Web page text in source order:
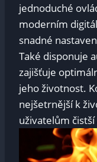
jednoduché
moderním
snadné
Také disponuje
zajišťuje
jeho životnost.
nejšetrnější k
uživatelům